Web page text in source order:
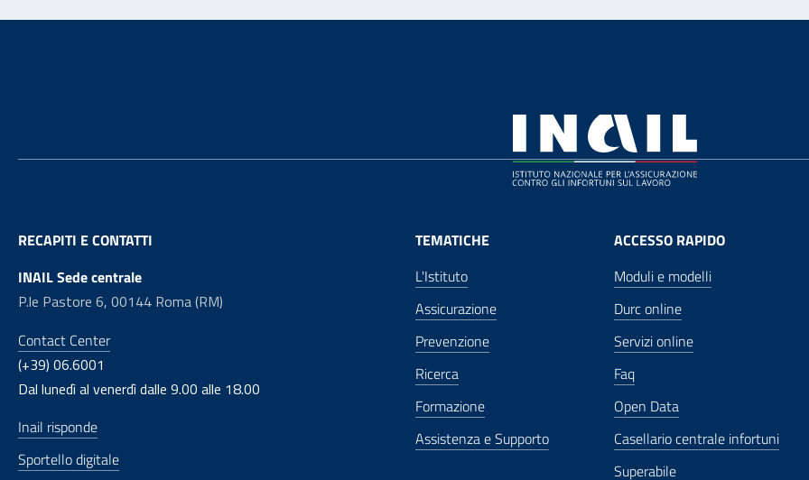
RECAPITI E CONTATTI
INAIL Sede centrale
P.le Pastore 6, 00144 Roma (RM)
Contact Center
(+39) 06.6001
Dal lunedì al venerdì dalle 9.00 alle 18.00
Inail risponde
Sportello digitale
TEMATICHE
L'Istituto
Assicurazione
Prevenzione
Ricerca
Formazione
Assistenza e Supporto
ACCESSO RAPIDO
Moduli e modelli
Durc online
Servizi online
Faq
Open Data
Casellario centrale infortuni
Superabile